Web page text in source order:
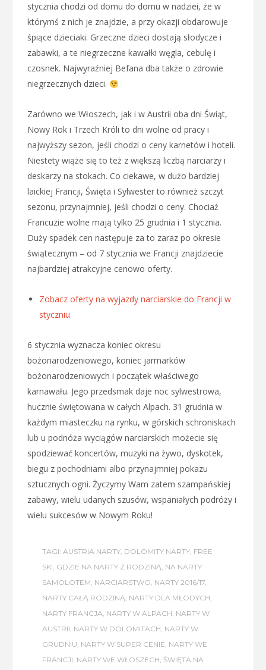
stycznia chodzi od domu do domu w nadziei, że w
którymś z nich je znajdzie, a przy okazji obdarowuje
śpiące dzieciaki. Grzeczne dzieci dostają słodycze i
zabawki, a te niegrzeczne kawałki węgla, cebulę i
czosnek. Najwyraźniej Befana dba także o zdrowie
niegrzecznych dzieci.
Zarówno we Włoszech, jak i w Austrii oba dni Świąt,
Nowy Rok i Trzech Króli to dni wolne od pracy i
najwyższy sezon, jeśli chodzi o ceny karnetów i hoteli.
Niestety wiąże się to też z większą liczbą narciarzy i
deskarzy na stokach. Co ciekawe, w dużo bardziej
laickiej Francji, Święta i Sylwester to również szczyt
sezonu, przynajmniej, jeśli chodzi o ceny. Chociaż
Francuzie wolne mają tylko 25 grudnia i 1 stycznia.
Duży spadek cen następuje za to zaraz po okresie
świątecznym – od 7 stycznia we Francji znajdziecie
najbardziej atrakcyjne cenowo oferty.
Zobacz oferty na wyjazdy narciarskie do Francji w
styczniu
6 stycznia wyznacza koniec okresu
bożonarodzeniowego, koniec jarmarków
bożonarodzeniowych i początek właściwego
karnawału. Jego przedsmak daje noc sylwestrowa,
hucznie świętowana w całych Alpach. 31 grudnia w
każdym miasteczku na rynku, w górskich schroniskach
lub u podnóża wyciągów narciarskich możecie się
spodziewać koncertów, muzyki na żywo, dyskotek,
biegu z pochodniami albo przynajmniej pokazu
sztucznych ogni. Życzymy Wam zatem szampańskiej
zabawy, wielu udanych szusów, wspaniałych podróży i
wielu sukcesów w Nowym Roku!
TAGI: AUSTRIA NARTY, DOLOMITY NARTY, FREE
SKI, GDZIE NA NARTY Z RODZINĄ, NA NARTY
SAMOLOTEM, NARCIARSTWO, NARTY 2016/17,
NARTY CAŁĄ RODZINĄ, NARTY DLA MŁODYCH,
NARTY FRANCJA, NARTY W ALPACH, NARTY W
AUSTRII, NARTY W DOLOMITACH, NARTY W
GRUDNIU, NARTY W SUPER CENIE, NARTY WE
FRANCJI, NARTY WE WŁOSZECH, ŚWIĘTA NA